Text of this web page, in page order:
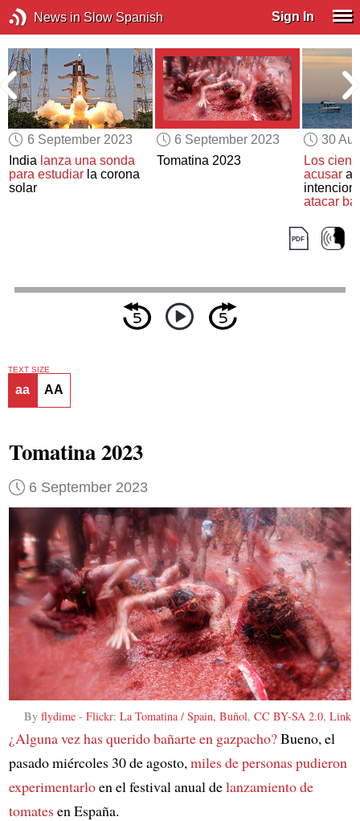
News in Slow Spanish Sign In
6 September 2023
India lanza una sonda
para estudiar la corona
solar
6 September 2023
Tomatina 2023
30
Los
acusara
atacar
TEXT SIZE
aa AA
Tomatina 2023
6 September 2023
Byflydime -Flickr:La Tomatina / Spain, Buñol,CC BY-SA 2.0,Link
¿Alguna vez has querido bañarte en gazpacho?Bueno, el
pasado miércoles 30 de agosto,miles de personas pudieron
experimentarloen el festival anual delanzamiento de
tomatesen España.